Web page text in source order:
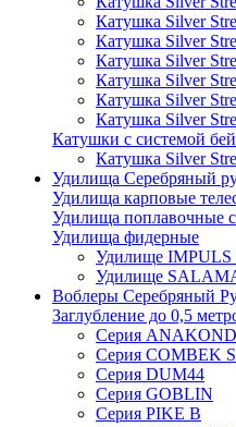
Катушка Silver
Катушка Silver
Катушка Silver
Катушка Silver
Катушка Silver
Катушка Silver
Катушки с системой
Катушка Silver
Удилища Серебряный
Удилища карповые
Удилища поплавочные
Удилища фидерные
Удилище IMPULS
Удилище
Воблеры Серебряный
Заглубление до 0,5
Серия
Серия COMBEK S
Серия DUM44
Серия GOBLIN
Серия PIKE B